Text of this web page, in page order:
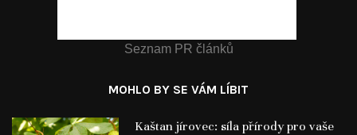
Seznam PR článků
MOHLO BY SE VÁM LÍBIT
Kaštan jírovec: síla přírody pro vaše